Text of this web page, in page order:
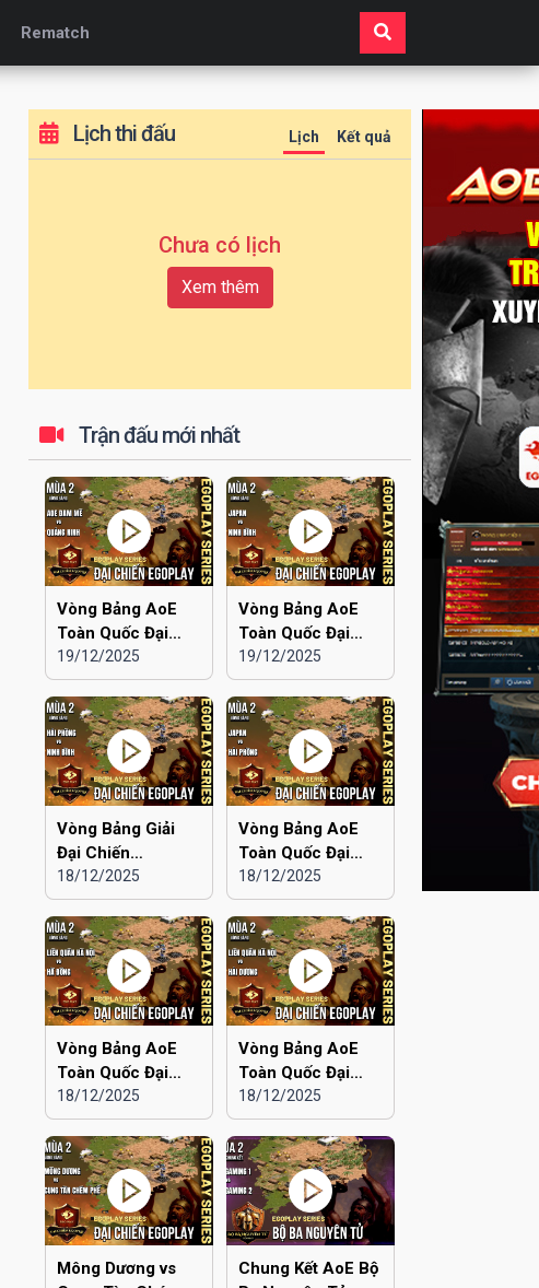
Rematch
Lịch thi đấu Lịch Kết quả
Chưa có lịch
Xem thêm
Trận đấu mới nhất
Vòng Bảng AoE
Toàn Quốc Đại
Chiến EGOPLAY
mùa 2 | Aoe Đam
Mê vs Quảng Ninh
19/12/2025
Vòng Bảng AoE
Toàn Quốc Đại
Chiến EGOPLAY
mùa 2 | Japan vs
Ninh Bình
19/12/2025
Vòng Bảng Giải
Đại Chiến
EGOPLAY mùa 2 |
Hải Phòng vs Ninh
Bình
18/12/2025
Vòng Bảng AoE
Toàn Quốc Đại
Chiến EGOPLAY
mùa 2 | Japan vs
Hải Phòng
18/12/2025
Vòng Bảng AoE
Toàn Quốc Đại
Chiến EGOPLAY
mùa 2 | Liên Quân
Hà Nội vs Hà Đông
18/12/2025
Vòng Bảng AoE
Toàn Quốc Đại
Chiến EGOPLAY
mùa 2 | Liên Quân
Hà Nội vs Hải
Dương
18/12/2025
Mông Dương vs
Chung Kết AoE Bộ